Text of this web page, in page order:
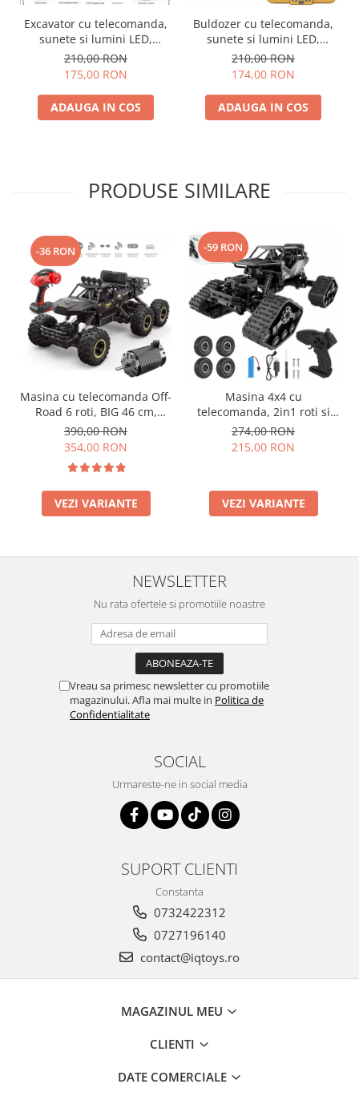
Excavator cu telecomanda,
sunete si lumini LED,
multiple functii si detalii
bine definite, incarcare
28x10.5x28cm
210,00 RON
175,00 RON
ADAUGA IN COS
Buldozer cu telecomanda,
sunete si lumini LED,
multiple functii si detalii
bine definite, incarcare
25x13x12cm
210,00 RON
174,00 RON
ADAUGA IN COS
PRODUSE SIMILARE
-36 RON
Masina cu telecomanda Off-
Road 6 roti, BIG 46 cm,
incarcare USB, acumulator,
46x22x20cm
390,00 RON
354,00 RON
VEZI VARIANTE
-59 RON
Masina 4x4 cu
telecomanda, 2in1 roti si
senile se pot inlocui,
incarcare USB, acumulator
274,00 RON
215,00 RON
VEZI VARIANTE
NEWSLETTER
Nu rata ofertele si promotiile noastre
Vreau sa primesc newsletter cu promotiile
magazinului. Afla mai multe in Politica de
Confidentialitate
SOCIAL
Urmareste-ne in social media
SUPORT CLIENTI
Constanta
0732422312
0727196140
contact@iqtoys.ro
MAGAZINUL MEU
CLIENTI
DATE COMERCIALE